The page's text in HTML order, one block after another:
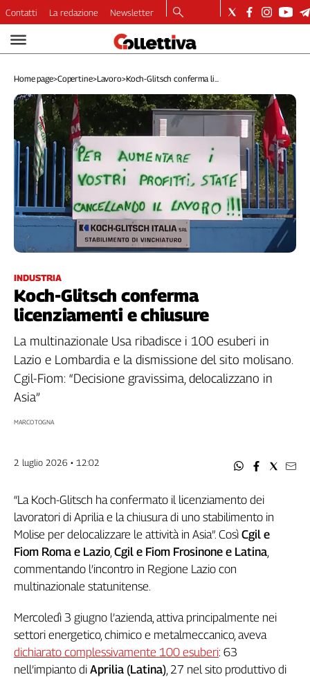
Video
Dirette
Longform
Copertine
Economia
Lavoro
Ambiente
Diritti
Welfare
Italia
Internazionale
Categorie
Filcams
Filctem
Fillea
Filt
Fiom
Flai
Fp
Slc
Spi
Inca
Caaf
Speciali
di
Genova,
il
sangue
Contatti La redazione Newsletter
Home page>Copertine>Lavoro>Koch-Glitsch conferma li...
INDUSTRIA
Koch-Glitsch conferma
licenziamenti e chiusure
La multinazionale Usa ribadisce i 100 esuberi in
Lazio e Lombardia e la dismissione del sito molisano.
Cgil-Fiom: “Decisione gravissima, delocalizzano in
Asia”
MARCO TOGNA
2 luglio 2026 • 12:02
“La Koch-Glitsch ha confermato il licenziamento dei
lavoratori di Aprilia e la chiusura di uno stabilimento in
Molise per delocalizzare le attività in Asia”. Così Cgil e
Fiom Roma e Lazio, Cgil e Fiom Frosinone e Latina,
commentando l’incontro in Regione Lazio con
multinazionale statunitense.
Mercoledì 3 giugno l’azienda, attiva principalmente nei
settori energetico, chimico e metalmeccanico, aveva
dichiarato complessivamente 100 esuberi: 63
nell’impianto di Aprilia (Latina), 27 nel sito produttivo di